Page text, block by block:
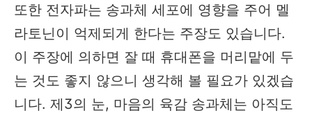
또한 전자파는 송과체 세포에 영향을 주어 멜
라토닌이 억제되게 한다는 주장도 있습니다.
이 주장에 의하면 잘 때 휴대폰을 머리맡에 두
는 것도 좋지 않으니 생각해 볼 필요가 있겠습
니다. 제3의 눈, 마음의 육감 송과체는 아직도